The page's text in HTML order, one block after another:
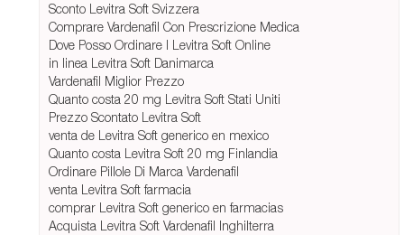
Sconto Levitra Soft Svizzera
Comprare Vardenafil Con Prescrizione Medica
Dove Posso Ordinare I Levitra Soft Online
in linea Levitra Soft Danimarca
Vardenafil Miglior Prezzo
Quanto costa 20 mg Levitra Soft Stati Uniti
Prezzo Scontato Levitra Soft
venta de Levitra Soft generico en mexico
Quanto costa Levitra Soft 20 mg Finlandia
Ordinare Pillole Di Marca Vardenafil
venta Levitra Soft farmacia
comprar Levitra Soft generico en farmacias
Acquista Levitra Soft Vardenafil Inghilterra